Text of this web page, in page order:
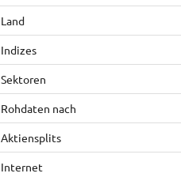
Land
Indizes
Sektoren
Rohdaten nach
Aktiensplits
Internet